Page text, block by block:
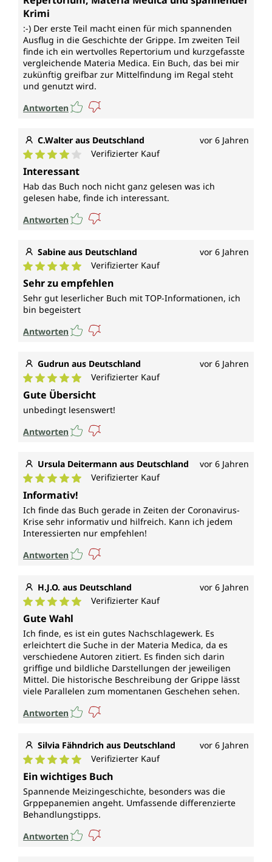
Krimi
:-) Der erste Teil macht einen für mich spannenden
Ausflug in die Geschichte der Grippe. Im zweiten Teil
finde ich ein wertvolles Repertorium und kurzgefasste
vergleichende Materia Medica. Ein Buch, das bei mir
zukünftig greifbar zur Mittelfindung im Regal steht
und genutzt wird.
Antworten
C.Walter aus Deutschland vor 6 Jahren
Durchschnittliche Bewertung von 4 von 5 Sternen
Verifizierter Kauf
Interessant
Hab das Buch noch nicht ganz gelesen was ich
gelesen habe, finde ich interessant.
Antworten
Sabine aus Deutschland vor 6 Jahren
Durchschnittliche Bewertung von 5 von 5 Sternen
Verifizierter Kauf
Sehr zu empfehlen
Sehr gut leserlicher Buch mit TOP-Informationen, ich
bin begeistert
Antworten
Gudrun aus Deutschland vor 6 Jahren
Durchschnittliche Bewertung von 5 von 5 Sternen
Verifizierter Kauf
Gute Übersicht
unbedingt lesenswert!
Antworten
Ursula Deitermann aus Deutschland vor 6 Jahren
Durchschnittliche Bewertung von 5 von 5 Sternen
Verifizierter Kauf
Informativ!
Ich finde das Buch gerade in Zeiten der Coronavirus-
Krise sehr informativ und hilfreich. Kann ich jedem
Interessierten nur empfehlen!
Antworten
H.J.O. aus Deutschland vor 6 Jahren
Durchschnittliche Bewertung von 5 von 5 Sternen
Verifizierter Kauf
Gute Wahl
Ich finde, es ist ein gutes Nachschlagewerk. Es
erleichtert die Suche in der Materia Medica, da es
verschiedene Autoren zitiert. Es finden sich darin
griffige und bildliche Darstellungen der jeweiligen
Mittel. Die historische Beschreibung der Grippe lässt
viele Parallelen zum momentanen Geschehen sehen.
Antworten
Silvia Fähndrich aus Deutschland vor 6 Jahren
Durchschnittliche Bewertung von 5 von 5 Sternen
Verifizierter Kauf
Ein wichtiges Buch
Spannende Meizingeschichte, besonders was die
Grppepanemien angeht. Umfassende differenzierte
Behandlungstipps.
Antworten